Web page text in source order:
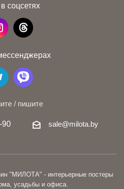
соцсетях
/ пишите
90 sale@milota.by
"МИЛОТА" - интерьерные постеры
усадьбы и офиса.